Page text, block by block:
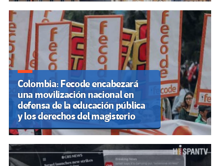
Colombia: Fecode encabezará
una movilización nacional en
defensa de la educación pública
y los derechos del magisterio